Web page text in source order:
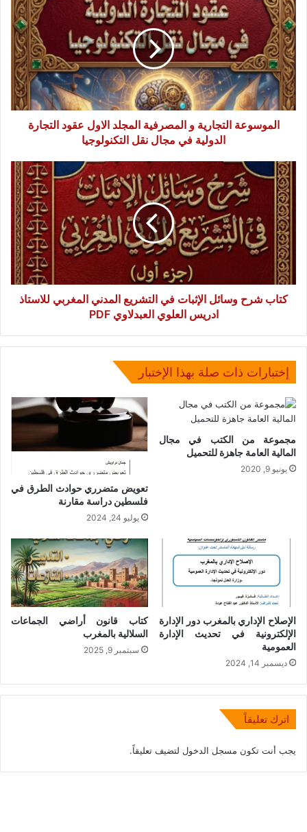
التجارية
و
المصرفية
المجلد
الاول
عقود
التجارة
الدولية
التكنولوجيا
الموسوعة التجارية و المصرفية المجلد الاول عقود التجارة
الدولية في مجال نقل التكنولوجيا
كتاب
شرح
وسائل
الإثبات
في
التشريع
المدني
المغربي
للاستاذ
ادريس
كتاب شرح وسائل الإثبات في التشريع المدني المغربي للاستاذ
ادريس العلوي العبدلاوي PDF
إختبارات ذات صلة بهذا الإختبار
مجموعة من الكتب في مجال
المالية العامة جاهزة للتحميل
يونيو 9, 2020
تعويض متضرري حوادث الطرق في
فلسطين دراسة مقارنة
يوليو 24, 2024
الإصلاح الإداري بالمغرب دور الإدارة
الإلكترونية في تحديث الإدارة
العمومية
ديسمبر 14, 2024
كتاب قانون أراضي الجماعات
السلالية بالمغرب
سبتمبر 9, 2025
اترك تعليقاً
يجب أنت تكون مسجل الدخول لتضيف تعليقاً.